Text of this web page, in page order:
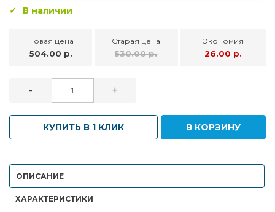
В наличии
Новая цена
504.00 р.
Старая цена
530.00 р.
Экономия
26.00 р.
- +
КУПИТЬ В 1 КЛИК В КОРЗИНУ
ОПИСАНИЕ
ХАРАКТЕРИСТИКИ